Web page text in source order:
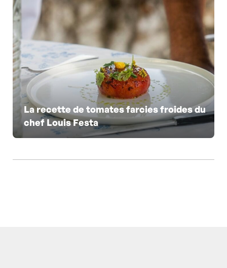
La recette de tomates farcies froides du
chef Louis Festa